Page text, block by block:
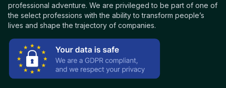
professional adventure. We are privileged to be part of one of
the select professions with the ability to transform people’s
lives and shape the trajectory of companies.